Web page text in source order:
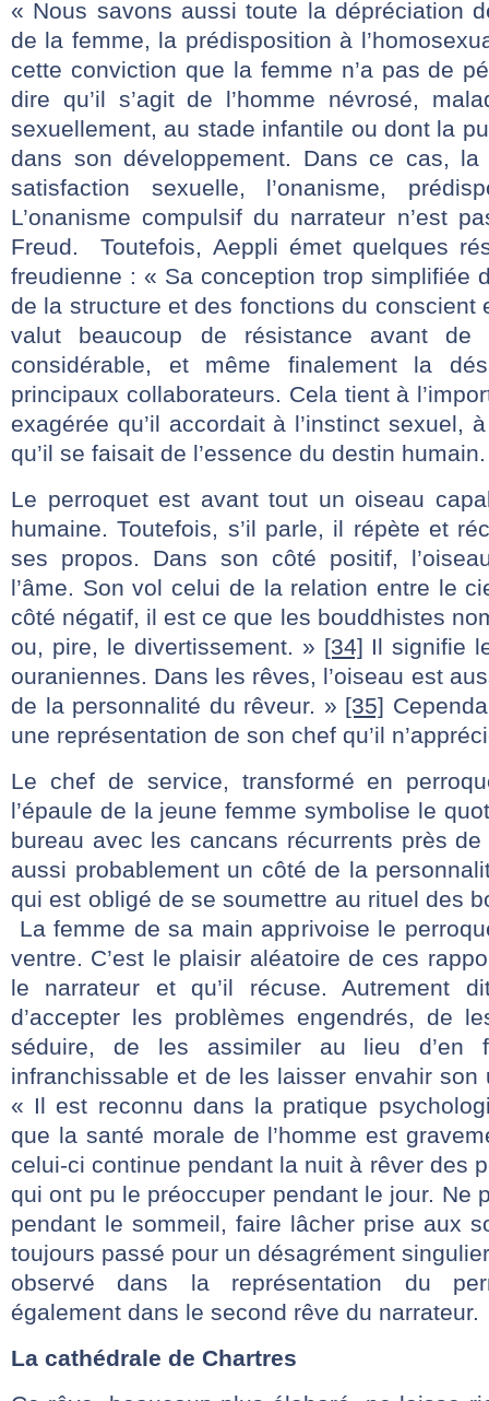
« Nous savons aussi toute la dépréciation
de la femme, la prédisposition à
cette conviction que la femme n’a pas de
dire qu’il s’agit de l’homme névrosé,
sexuellement, au stade infantile ou dont la
dans son développement. Dans ce cas, la
satisfaction sexuelle, l’onanisme,
L’onanisme compulsif du narrateur n’est
Freud. Toutefois, Aeppli émet quelques
freudienne : « Sa conception trop simplifiée
de la structure et des fonctions du conscient
valut beaucoup de résistance avant de
considérable, et même finalement la
principaux collaborateurs. Cela tient à
exagérée qu’il accordait à l’instinct sexuel,
qu’il se faisait de l’essence du destin
Le perroquet est avant tout un oiseau
humaine. Toutefois, s’il parle, il répète et
ses propos. Dans son côté positif,
l’âme. Son vol celui de la relation entre le
côté négatif, il est ce que les bouddhistes
ou, pire, le divertissement. » [34] Il signifie
ouraniennes. Dans les rêves, l’oiseau est
de la personnalité du rêveur. » [35]
une représentation de son chef qu’il
Le chef de service, transformé en
l’épaule de la jeune femme symbolise le
bureau avec les cancans récurrents près
aussi probablement un côté de la
qui est obligé de se soumettre au rituel des
La femme de sa main apprivoise le
ventre. C’est le plaisir aléatoire de ces
le narrateur et qu’il récuse. Autrement
d’accepter les problèmes engendrés, de
séduire, de les assimiler au lieu d’en
infranchissable et de les laisser envahir son
« Il est reconnu dans la pratique
que la santé morale de l’homme est
celui-ci continue pendant la nuit à rêver des
qui ont pu le préoccuper pendant le jour. Ne
pendant le sommeil, faire lâcher prise aux
toujours passé pour un désagrément
observé dans la représentation du
également dans le second rêve du narrateur.
La cathédrale de Chartres